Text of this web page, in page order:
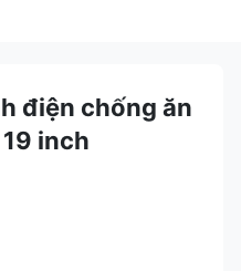
điện chống ăn
inch